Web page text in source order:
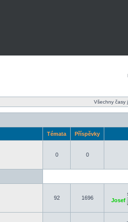
Všechny časy
Témata Příspěvky
0 0
92 1696
Josef